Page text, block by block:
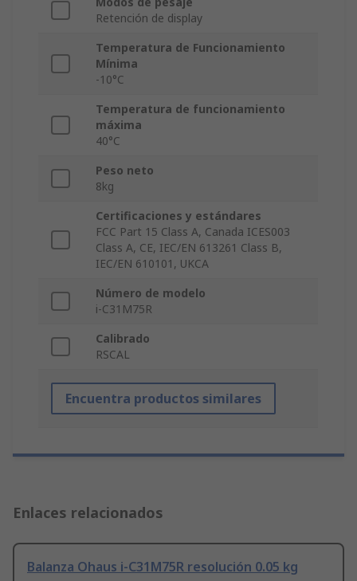
Retención de display
Temperatura de Funcionamiento
Mínima
-10°C
Temperatura de funcionamiento
máxima
40°C
Peso neto
8kg
Certificaciones y estándares
FCC Part 15 Class A, Canada ICES003
Class A, CE, IEC/EN 613261 Class B,
IEC/EN 610101, UKCA
Número de modelo
i-C31M75R
Calibrado
RSCAL
Encuentra productos similares
Enlaces relacionados
Balanza Ohaus i-C31M75R resolución 0.05 kg